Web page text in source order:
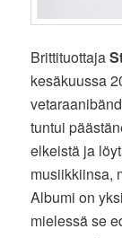
Brittituottaja
kesäkuussa
tuntui
elkeistä ja
musiikkiinsa,
Albumi on
mielessä se